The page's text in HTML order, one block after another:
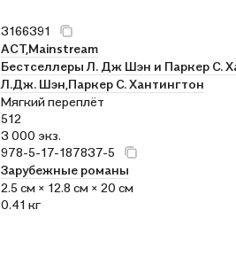
3166391
АСТ,Mainstream
Бестселлеры Л. Дж Шэн и Паркер С.
Л.Дж. Шэн, Паркер С. Хантингтон
Мягкий переплёт
512
3 000 экз.
978-5-17-187837-5
Зарубежные романы
2.5 см × 12.8 см × 20 см
0.41 кг